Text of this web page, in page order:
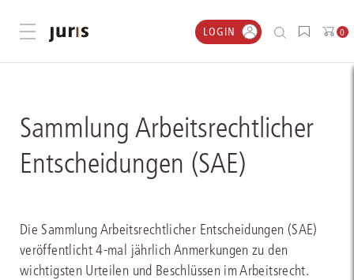
Menü öffnen LOGIN 0
Sammlung Arbeitsrechtlicher
Entscheidungen (SAE)
Die Sammlung Arbeitsrechtlicher Entscheidungen (SAE)
veröffentlicht 4-mal jährlich Anmerkungen zu den
wichtigsten Urteilen und Beschlüssen im Arbeitsrecht.